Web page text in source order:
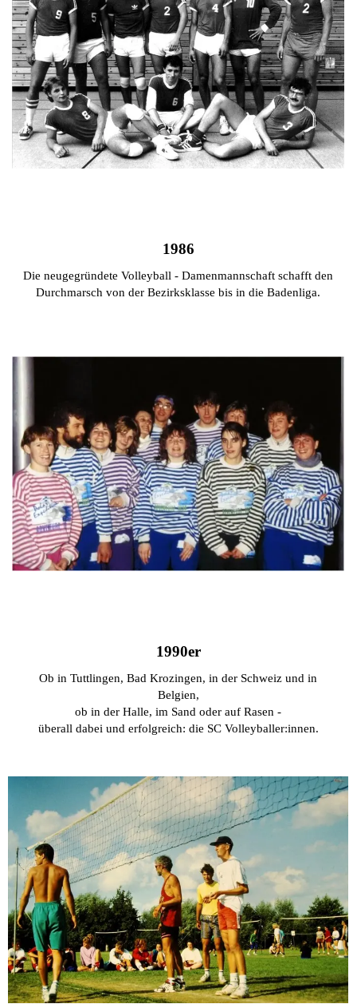
1986
Die neugegründete Volleyball - Damenmannschaft schafft den
Durchmarsch von der Bezirksklasse bis in die Badenliga.
1990er
Ob in Tuttlingen, Bad Krozingen, in der Schweiz und in
Belgien,
ob in der Halle, im Sand oder auf Rasen -
überall dabei und erfolgreich: die SC Volleyballer:innen.